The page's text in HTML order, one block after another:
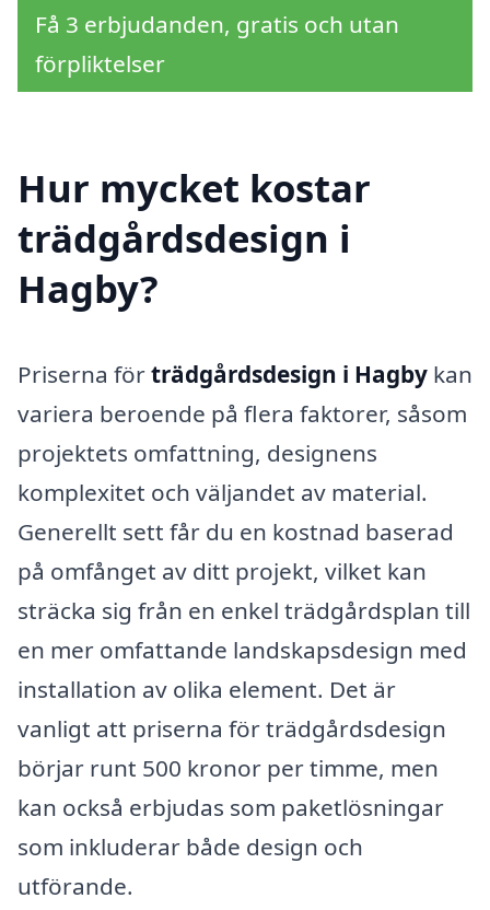
Få 3 erbjudanden, gratis och utan
förpliktelser
Hur mycket kostar
trädgårdsdesign i
Hagby?
Priserna förträdgårdsdesign i Hagby kan
variera beroende på flera faktorer, såsom
projektets omfattning, designens
komplexitet och väljandet av material.
Generellt sett får du en kostnad baserad
på omfånget av ditt projekt, vilket kan
sträcka sig från en enkel trädgårdsplan till
en mer omfattande landskapsdesign med
installation av olika element. Det är
vanligt att priserna för trädgårdsdesign
börjar runt 500 kronor per timme, men
kan också erbjudas som paketlösningar
som inkluderar både design och
utförande.